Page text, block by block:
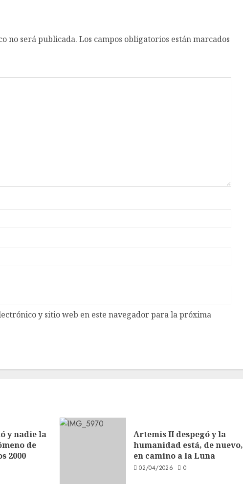
no será publicada. Los campos obligatorios están marcados
y sitio web en este navegador para la próxima
y nadie la
de
2000
Artemis II despegó y la
humanidad está, de nuevo,
en camino a la Luna
02/04/2026 0